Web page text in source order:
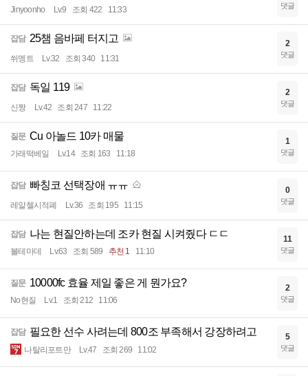
Jinyoonho Lv.9 조회 422 11:33 댓글
잡담 25챔 음바페 터지고
쒸멩트 Lv.32 조회 340 11:31
2
댓글
잡담 독일 119
신짱 Lv.42 조회 247 11:22
2
댓글
질문 Cu 아놀드 10카 매물
가래떡베일 Lv.14 조회 163 11:18
1
댓글
잡담 빠칭코 선택장애 ㅠㅠ
레알첼시적폐 Lv.36 조회 195 11:15
0
댓글
잡담 나는 현질안하는데 조카 현질 시켜줬다 ㄷㄷ
볼테마데 Lv.63 조회 589 추천 1 11:10
11
댓글
질문 10000fc 효율 제일 좋은 게 뭔가요?
No현질 Lv.1 조회 212 11:06
2
댓글
잡담 필요한 선수 사려는데 800조 부족해서 강장하려고
나탈리포트만 Lv.47 조회 269 11:02
5
댓글